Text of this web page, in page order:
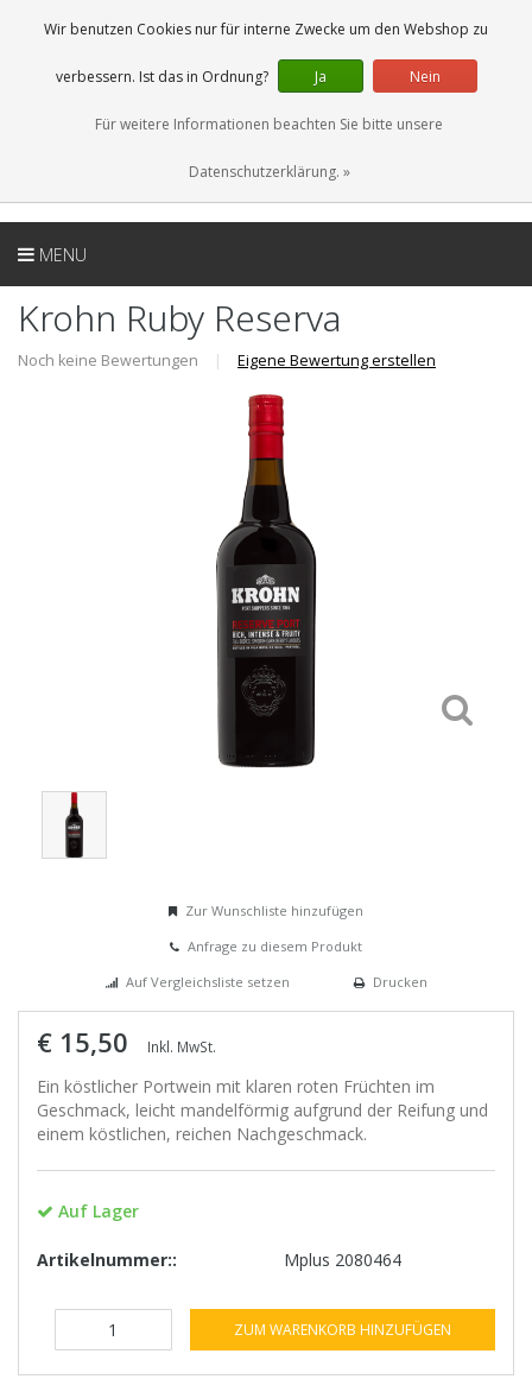
0 Artikel
DE
MENU
Krohn Ruby Reserva
Noch keine Bewertungen | Eigene Bewertung erstellen
Zur Wunschliste hinzufügen
Anfrage zu diesem Produkt
Auf Vergleichsliste setzen
Drucken
€ 15,50 Inkl. MwSt.
Ein köstlicher Portwein mit klaren roten Früchten im
Geschmack, leicht mandelförmig aufgrund der Reifung und
einem köstlichen, reichen Nachgeschmack.
Auf Lager
Artikelnummer:: Mplus 2080464
ZUM WARENKORB HINZUFÜGEN
Wir benutzen Cookies nur für interne Zwecke um den Webshop zu
verbessern. Ist das in Ordnung? Ja Nein
Für weitere Informationen beachten Sie bitte unsere
Datenschutzerklärung. »